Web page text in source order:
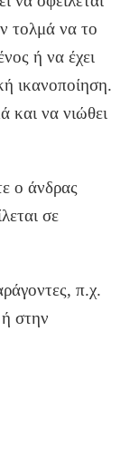
τολμά να το
ή να έχει
ικανοποίηση.
και να νιώθει
ο άνδρας
σε
π.χ.
στην